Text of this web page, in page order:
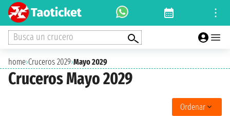
Busca un crucero
home›Cruceros 2029›Mayo 2029
Cruceros Mayo 2029
Ordenar